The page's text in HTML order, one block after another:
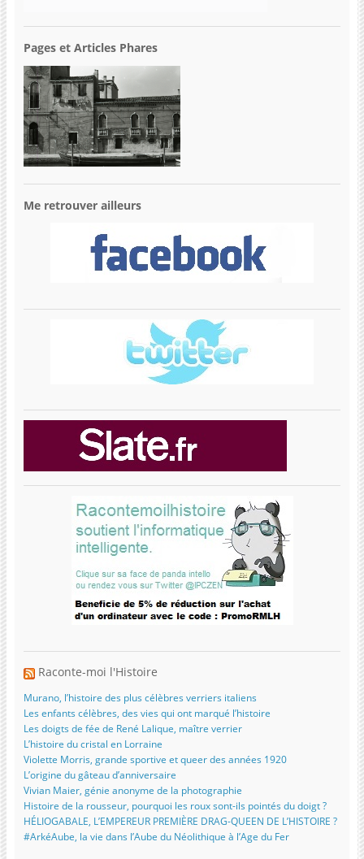
Pages et Articles Phares
Me retrouver ailleurs
Raconte-moi l'Histoire
Murano, l’histoire des plus célèbres verriers italiens
Les enfants célèbres, des vies qui ont marqué l’histoire
Les doigts de fée de René Lalique, maître verrier
L’histoire du cristal en Lorraine
Violette Morris, grande sportive et queer des années 1920
L’origine du gâteau d’anniversaire
Vivian Maier, génie anonyme de la photographie
Histoire de la rousseur, pourquoi les roux sont-ils pointés du doigt ?
HÉLIOGABALE, L’EMPEREUR PREMIÈRE DRAG-QUEEN DE L’HISTOIRE ?
#ArkéAube, la vie dans l’Aube du Néolithique à l’Age du Fer